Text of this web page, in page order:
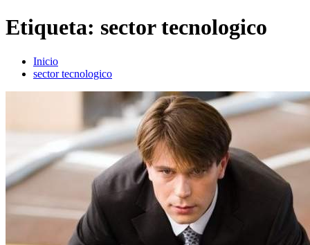
Etiqueta: sector tecnologico
Inicio
sector tecnologico